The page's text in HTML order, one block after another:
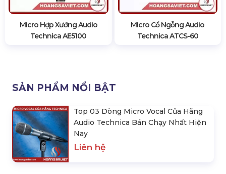
Micro Hợp Xướng Audio
Technica AE5100
Micro Cổ Ngỗng Audio
Technica ATCS-60
SẢN PHẨM NỔI BẬT
Top 03 Dòng Micro Vocal Của Hãng
Audio Technica Bán Chạy Nhất Hiện
Nay
Liên hệ